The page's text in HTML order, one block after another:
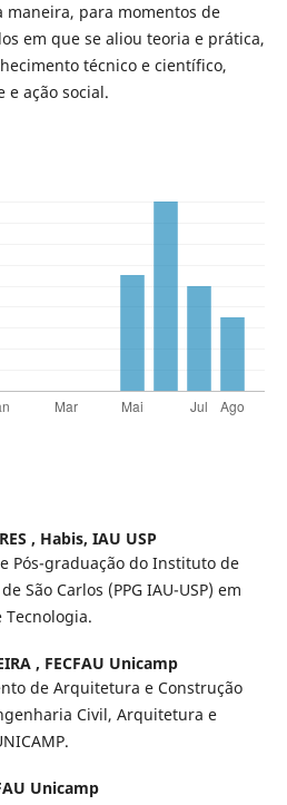
para momentos de
em que se aliou teoria e prática,
técnico e científico,
e ação social.
, Habis, IAU USP
Pós-graduação do Instituto de
São Carlos (PPG IAU-USP) em
, FECFAU Unicamp
de Arquitetura e Construção
Civil, Arquitetura e
Unicamp